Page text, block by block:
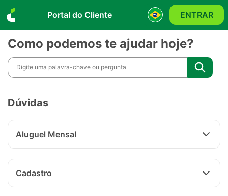
Portal do Cliente ENTRAR
Como podemos te ajudar hoje?
Dúvidas
Aluguel Mensal
Cadastro